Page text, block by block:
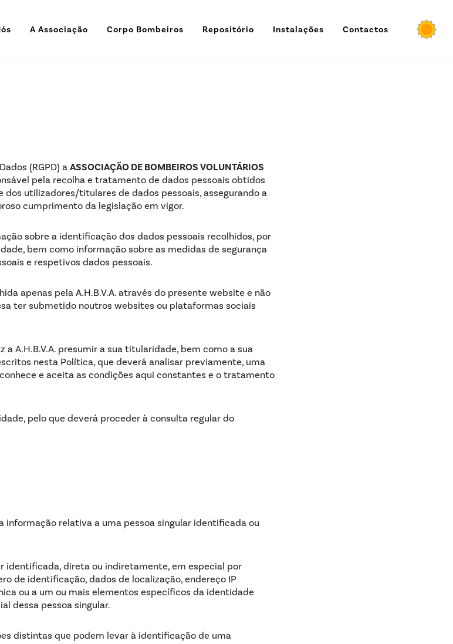
A Associação Corpo Bombeiros Repositório Instalações Contactos
(RGPD) a ASSOCIAÇÃO DE BOMBEIROS VOLUNTÁRIOS
pela recolha e tratamento de dados pessoais obtidos
utilizadores/titulares de dados pessoais, assegurando a
cumprimento da legislação em vigor.
sobre a identificação dos dados pessoais recolhidos, por
bem como informação sobre as medidas de segurança
e respetivos dados pessoais.
apenas pela A.H.B.V.A. através do presente website e não
ter submetido noutros websites ou plataformas sociais
A.H.B.V.A. presumir a sua titularidade, bem como a sua
nesta Política, que deverá analisar previamente, uma
e aceita as condições aqui constantes e o tratamento
pelo que deverá proceder à consulta regular do
informação relativa a uma pessoa singular identificada ou
identificada, direta ou indiretamente, em especial por
de identificação, dados de localização, endereço IP
ou a um ou mais elementos específicos da identidade
dessa pessoa singular.
distintas que podem levar à identificação de uma